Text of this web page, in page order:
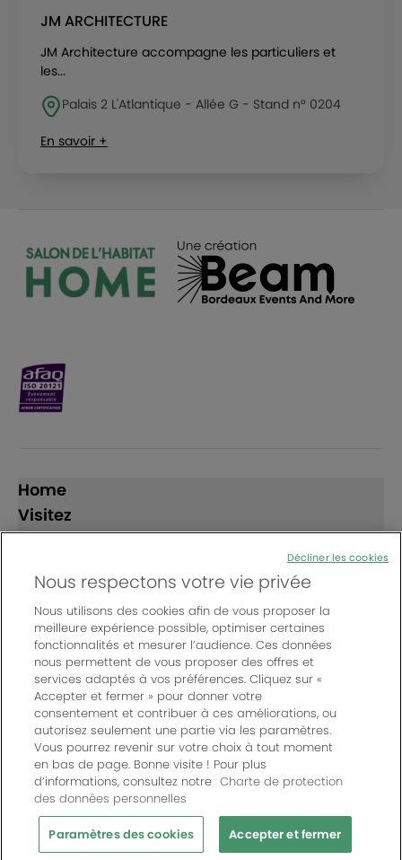
JM ARCHITECTURE
JM Architecture accompagne les particuliers et
les...
Palais 2 L'Atlantique - Allée G - Stand n° 0204
En savoir +
Home
Visitez
Exposez
Suivez-nous
© Bordeaux Events And More | Rue Jean Samazeuilh - CS
20088 - 33070 Bordeaux cedex - France
Un événement organisé par Bordeaux Events And More
Charte de protection des données personnelles
Règlement général des manifestations
Mentions légales|Paramètres des cookies
Nous respectons votre vie privée
Nous utilisons des cookies afin de vous proposer la
meilleure expérience possible, optimiser certaines
fonctionnalités et mesurer l’audience. Ces données
nous permettent de vous proposer des offres et
services adaptés à vos préférences. Cliquez sur «
Accepter et fermer » pour donner votre
consentement et contribuer à ces améliorations, ou
autorisez seulement une partie via les paramètres.
Vous pourrez revenir sur votre choix à tout moment
en bas de page. Bonne visite ! Pour plus
d’informations, consultez notre Charte de protection
des données personnelles
Paramètres des cookies Accepter et fermer
Décliner les cookies